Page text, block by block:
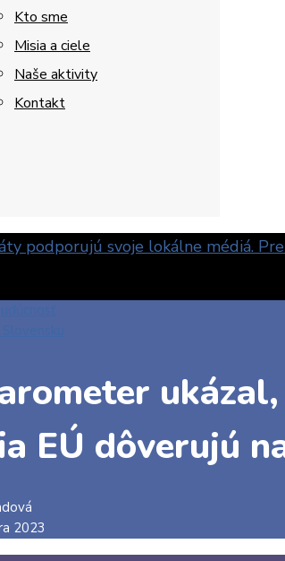
Kto sme
Misia a ciele
Naše aktivity
Kontakt
EÚ dôverujú
2023